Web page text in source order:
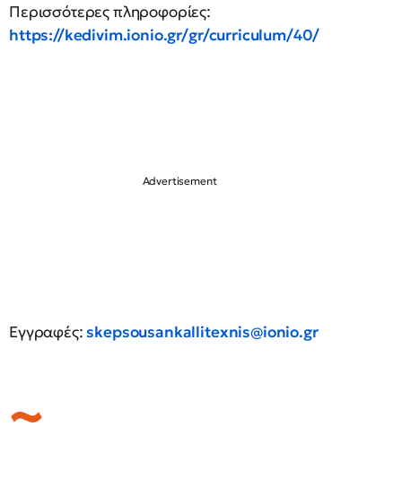
Περισσότερες πληροφορίες:
https://kedivim.ionio.gr/gr/curriculum/40/
Εγγραφές:skepsousankallitexnis@ionio.gr